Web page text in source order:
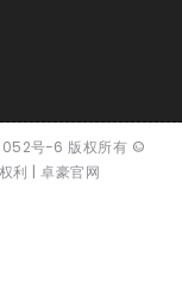
号-6 版权所有 ©
利 |卓豪官网